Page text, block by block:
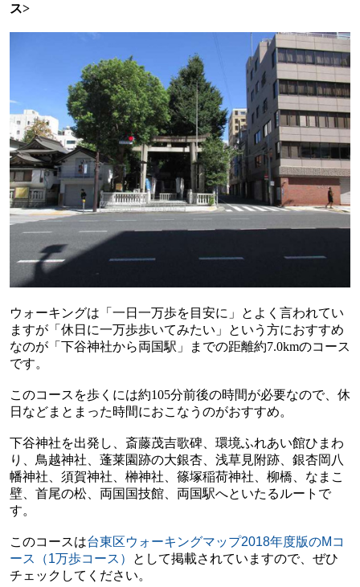
ス>
ウォーキングは「一日一万歩を目安に」とよく言われてい
ますが「休日に一万歩歩いてみたい」という方におすすめ
なのが「下谷神社から両国駅」までの距離約7.0kmのコース
です。
このコースを歩くには約105分前後の時間が必要なので、休
日などまとまった時間におこなうのがおすすめ。
下谷神社を出発し、斎藤茂吉歌碑、環境ふれあい館ひまわ
り、鳥越神社、蓬莱園跡の大銀杏、浅草見附跡、銀杏岡八
幡神社、須賀神社、榊神社、篠塚稲荷神社、柳橋、なまこ
壁、首尾の松、両国国技館、両国駅へといたるルートで
す。
このコースは台東区ウォーキングマップ2018年度版のM コ
ース（1万歩コース）
として掲載されていますので、ぜひ
チェックしてください。